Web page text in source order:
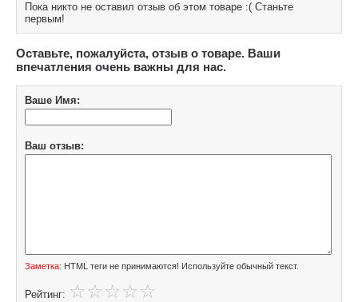
Пока никто не оставил отзыв об этом товаре :( Станьте
первым!
Оставьте, пожалуйста, отзыв о товаре. Ваши
впечатления очень важны для нас.
Ваше Имя:
Ваш отзыв:
Заметка: HTML теги не принимаются! Используйте обычный текст.
Рейтинг: